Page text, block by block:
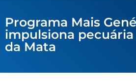
Programa Mais
impulsiona
da Mata